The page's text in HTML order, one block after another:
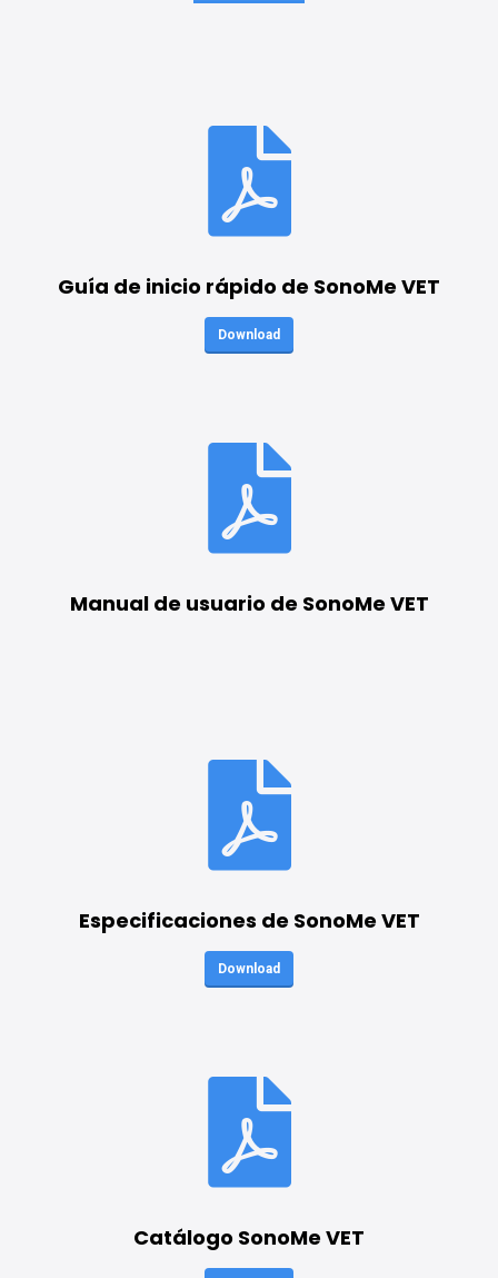
Guía de inicio rápido de SonoMe VET
Download
Manual de usuario de SonoMe VET
Especificaciones de SonoMe VET
Download
Catálogo SonoMe VET